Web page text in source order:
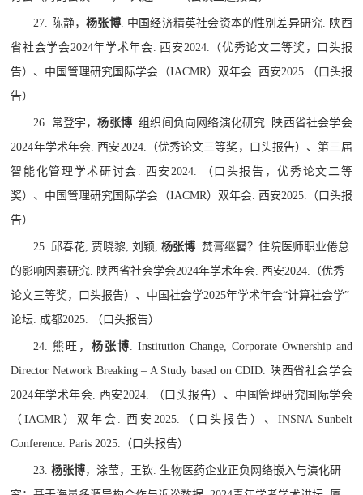
27. 陈静，杨张博. 中国经济精英社会资本的性别差异研究
陕西
省社会学会2024年学术年会 西安 2024.
（优秀论文二等奖，口头报
告）、中国管理研究国际学会（IACMR）双年会. 西安2025.
（口头报
告）
26. 常登宇，杨张博.组织间负向网络演化研究
陕西省社会学会
2024年学术年会 西安 2024.
（优秀论文三等奖，口头报告）、第三届
智能化管理学术研讨会
西安 2024.
（口头报告，优秀论文二等
奖）、中国管理研究国际学会（IACMR）双年会. 西安2025.
（口头报
告）
25. 邱春花 贾晓黎 ,刘颖 ,杨张博 .焚膏继晷？住院医师职业倦怠
的影响因素研究
陕西省社会学会2024年学术年会 西安2024.
（优秀
论文三等奖，口头报告）、中国社会学2025年学术年会“计算社会学”
论坛 成都2025. （口头报告）
24. 熊旺， 杨张博 . Institution Change, Corporate Ownership and
Director Network Breaking – A Study based on CDID.
陕西省社会学会
2024年学术年会 西安 2024.
（口头报告）、中国管理研究国际学会
（IACMR ）双年会 西安 2025. （口头报告）、 INSNA Sunbelt
Conference. Paris 2025.
（口头报告）
23.杨张博，涂莹，王钦 生物医药企业正负网络嵌入与演化研